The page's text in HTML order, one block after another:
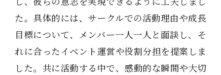
た。具体的には、サークルでの活動理由や成長
目標について、メンバー一人一人と面談し、そ
れに合ったイベント運営や役割分担を提案しま
した。共に活動する中で、感動的な瞬間や大切